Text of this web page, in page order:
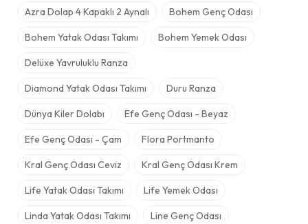
Azra Dolap 4 Kapaklı 2 Aynalı Bohem Genç Odası
Bohem Yatak Odası Takımı Bohem Yemek Odası
Delüxe Yavruluklu Ranza
Diamond Yatak Odası Takımı Duru Ranza
Dünya Kiler Dolabı Efe Genç Odası - Beyaz
Efe Genç Odası - Çam Flora Portmanto
Kral Genç Odası Ceviz Kral Genç Odası Krem
Life Yatak Odası Takımı Life Yemek Odası
Linda Yatak Odası Takımı Line Genç Odası